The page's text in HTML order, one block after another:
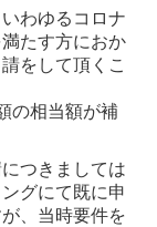
わゆるコロナ
たす方におか
をして頂くこ
の相当額が補
つきましては
グにて既に申
、当時要件を